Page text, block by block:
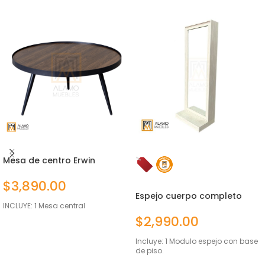
Mesa de centro Erwin
$3,890.00
INCLUYE: 1 Mesa central
Espejo cuerpo completo
$2,990.00
Incluye: 1 Modulo espejo con base
de piso.